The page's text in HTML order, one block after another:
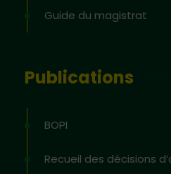
Guide du magistrat
Publications
BOPI
Recueil des décisions